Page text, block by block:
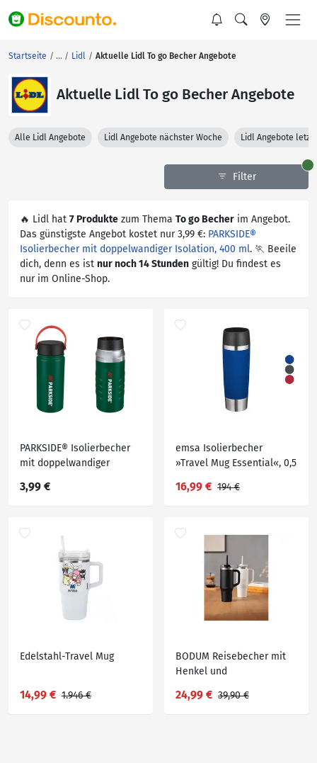
Startseite Lidl Aktuelle Lidl To go Becher Angebote
Aktuelle Lidl To go Becher Angebote
Alle Lidl Angebote Lidl Angebote nächster Woche Lidl Angebote
Filter
🔥 Lidl hat 7 Produkte zum Thema To go Becher im Angebot.
Das günstigste Angebot kostet nur 3,99 €: PARKSIDE®
Isolierbecher mit doppelwandiger Isolation, 400 ml. 🏃 Beeile
dich, denn es ist nur noch 14 Stunden gültig! Du findest es
nur im Online-Shop.
PARKSIDE® Isolierbecher
mit doppelwandiger
3,99 €
emsa Isolierbecher
»Travel Mug Essential«, 0,5
16,99 € 194 €
Edelstahl-Travel Mug
14,99 € 1.946 €
BODUM Reisebecher mit
Henkel und
»TRAVELMUG«
24,99 € 39,90 €